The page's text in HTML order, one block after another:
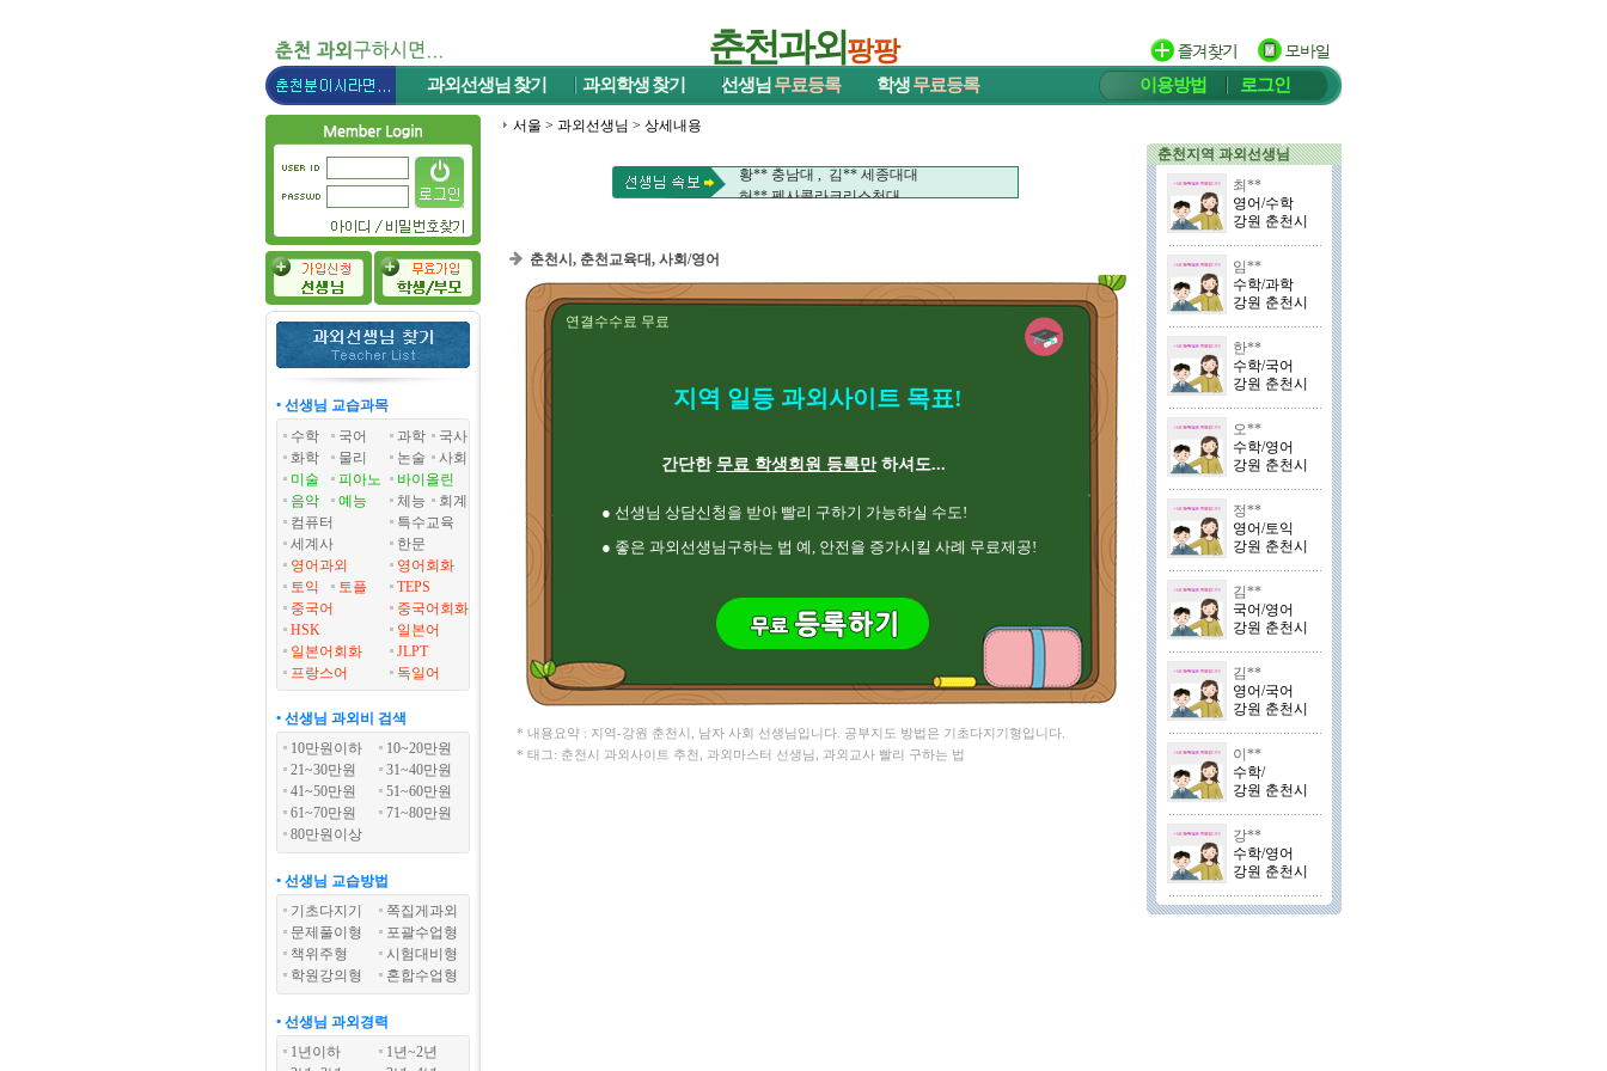
춘천과외 팡팡
과외선생님 찾기 과외학생찾기 선생님 무료등록 학생무료등록 이용방법 로그인
• 선생님 교습과목
수학
국어 과학
국사
화학
물리 논술
사회
미술
피아노
바이올린
음악
예능 체능
회계
컴퓨터
특수교육
세계사
한문
영어과외
영어회화
토익
토플
TEPS
중국어
중국어회화
HSK
일본어
일본어회화
JLPT
프랑스어
독일어
• 선생님 과외비 검색
10만원이하
10~20만원
21~30만원
31~40만원
41~50만원
51~60만원
61~70만원
71~80만원
80만원이상
• 선생님 교습방법
기초다지기
쪽집게과외
문제풀이형
포괄수업형
책위주형
시험대비형
학원강의형
혼합수업형
• 선생님 과외경력
1년이하
1년~2년
서울 > 과외선생님 > 상세내용
황** 충남대 , 김** 세종대대
허** 펜사콜라크리스천대
춘천시, 춘천교육대, 사회/영어
연결수수료 무료
지역 일등 과외사이트 목표!
간단한 무료 학생회원 등록만하셔도...
● 선생님 상담신청을 받아 빨리 구하기 가능하실 수도!
● 좋은 과외선생님구하는 법 예, 안전을 증가시킬 사례 무료제공!
* 내용요약 : 지역-강원 춘천시, 남자 사회 선생님입니다. 공부지도 방법은 기초다지기형입니다.
* 태그: 춘천시 과외사이트 추천, 과외마스터 선생님, 과외교사 빨리 구하는 법
춘천지역 과외선생님
최**
영어/수학
강원 춘천시
임**
수학/과학
강원 춘천시
한**
수학/국어
강원 춘천시
오**
수학/영어
강원 춘천시
정**
영어/토익
강원 춘천시
김**
국어/영어
강원 춘천시
김**
영어/국어
강원 춘천시
이**
수학/
강원 춘천시
강**
수학/영어
강원 춘천시